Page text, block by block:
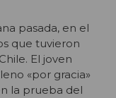
pasada, en el
que tuvieron
El joven
«por gracia»
la prueba del